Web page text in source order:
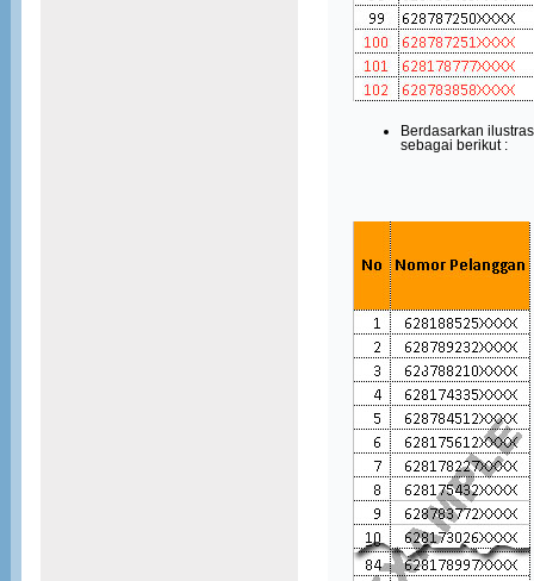
Berdasarkan
sebagai berikut :